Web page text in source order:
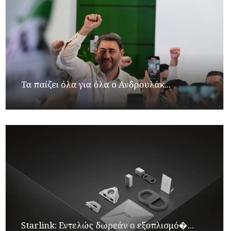
Τα παίζει όλα για όλα ο Ανδρουλάκ...
Starlink: Εντελώς δωρεάν ο εξοπλισμό�...